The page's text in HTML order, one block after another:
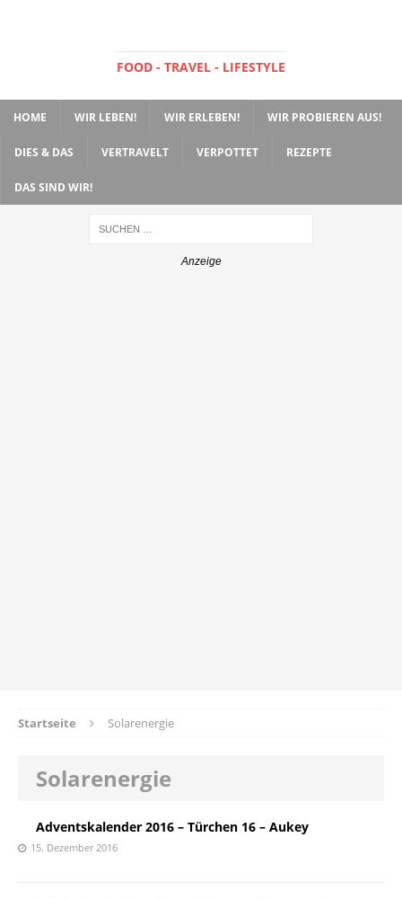
FOOD - TRAVEL - LIFESTYLE
HOME WIR LEBEN! WIR ERLEBEN! WIR PROBIEREN AUS!
DIES & DAS VERTRAVELT VERPOTTET REZEPTE
DAS SIND WIR!
Startseite Solarenergie
Solarenergie
Adventskalender 2016 – Türchen 16 – Aukey
15. Dezember 2016